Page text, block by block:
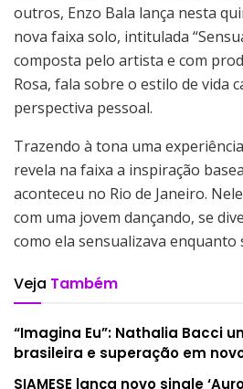
outros, Enzo Bala lança nesta
nova faixa solo, intitulada
composta pelo artista e com
Rosa, fala sobre o estilo de vida
perspectiva pessoal.
Trazendo à tona uma
revela na faixa a inspiração
aconteceu no Rio de Janeiro.
com uma jovem dançando, se
como ela sensualizava enquanto
Veja Também
“Imagina Eu”: Nathalia Bacci
brasileira e superação em
SIAMESE lança novo single